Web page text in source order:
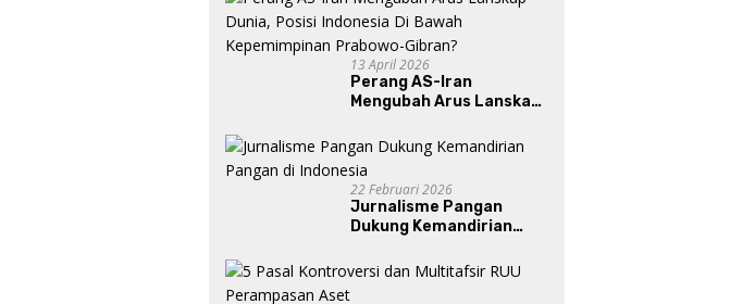
13 April 2026
Perang AS-Iran
Mengubah Arus Lanskap
Bawah Kepemimpinan
Prabowo-Gibran?
22 Februari 2026
Jurnalisme Pangan
Dukung Kemandirian